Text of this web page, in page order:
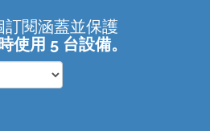
訂閱涵蓋並保護
使用 5 台設備。